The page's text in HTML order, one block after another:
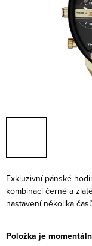
Exkluzivní pánské
kombinaci černé a
nastavení několika
Položka je